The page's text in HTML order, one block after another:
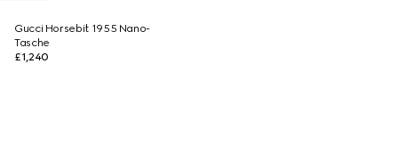
Gucci Horsebit 1955 Nano-
Tasche
£1,240